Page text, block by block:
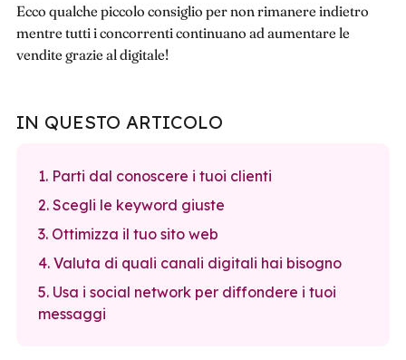
Ecco qualche piccolo consiglio per non rimanere indietro
mentre tutti i concorrenti continuano ad aumentare le
vendite grazie al digitale!
IN QUESTO ARTICOLO
1. Parti dal conoscere i tuoi clienti
2. Scegli le keyword giuste
3. Ottimizza il tuo sito web
4. Valuta di quali canali digitali hai bisogno
5. Usa i social network per diffondere i tuoi
messaggi